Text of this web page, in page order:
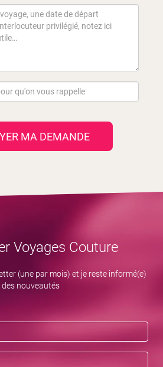
MA DEMANDE
Voyages Couture
(une par mois) et je reste informé(e)
des nouveautés